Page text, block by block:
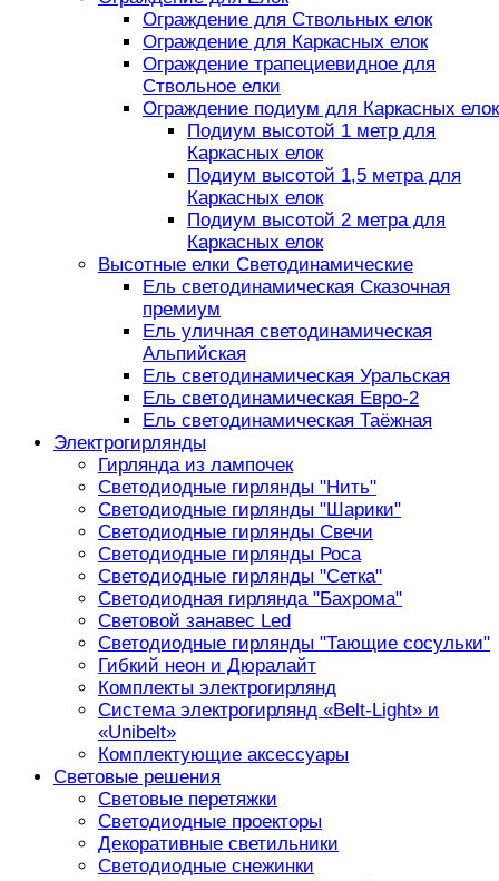
Ограждение для Ствольных елок
Ограждение для Каркасных елок
Ограждение трапециевидное для
Ствольное елки
Ограждение подиум для Каркасных елок
Подиум высотой 1 метр для
Каркасных елок
Подиум высотой 1,5 метра для
Каркасных елок
Подиум высотой 2 метра для
Каркасных елок
Высотные елки Светодинамические
Ель светодинамическая Сказочная
премиум
Ель уличная светодинамическая
Альпийская
Ель светодинамическая Уральская
Ель светодинамическая Евро-2
Ель светодинамическая Таёжная
Электрогирлянды
Гирлянда из лампочек
Светодиодные гирлянды "Нить"
Светодиодные гирлянды "Шарики"
Светодиодные гирлянды Свечи
Светодиодные гирлянды Роса
Светодиодные гирлянды "Сетка"
Светодиодная гирлянда "Бахрома"
Световой занавес Led
Светодиодные гирлянды "Тающие сосульки"
Гибкий неон и Дюралайт
Комплекты электрогирлянд
Система электрогирлянд «Belt-Light» и
«Unibelt»
Комплектующие аксессуары
Световые решения
Световые перетяжки
Светодиодные проекторы
Декоративные светильники
Светодиодные снежинки